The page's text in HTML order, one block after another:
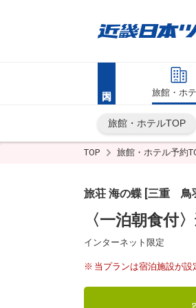
旅館・ホ
旅館・ホテルTOP
TOP 旅館・ホテル予約
旅荘 海の蝶 [三重 鳥
〈一泊朝食付
インターネット限定
当プランは宿泊施設が